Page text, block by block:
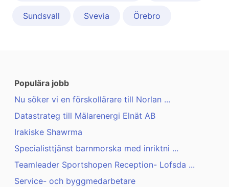
Sundsvall Svevia Örebro
Populära jobb
Nu söker vi en förskollärare till Norlan ...
Datastrateg till Mälarenergi Elnät AB
Irakiske Shawrma
Specialisttjänst barnmorska med inriktni ...
Teamleader Sportshopen Reception- Lofsda ...
Service- och byggmedarbetare